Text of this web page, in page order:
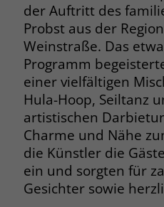
der Auftritt des
Probst aus der
Weinstraße. Das
Programm
einer vielfältigen
Hula-Hoop, Seiltanz
artistischen
Charme und Nähe
die Künstler die
ein und sorgten für
Gesichter sowie
allen
Name cookie_optin
Anbieter
Laufzeit 1 Monat
Zweck
Behält die
zum Cookie
Name _clsk
Anbieter
Laufzeit 1 Jahr
Zweck
Microsoft
um die
zu